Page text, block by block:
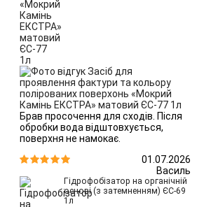
Брав просочення для сходів. Після
обробки вода відштовхується,
поверхня не намокає.


01.07.2026
Василь
Гідрофобізатор на органічній
основі (з затемненням) ЄС-69
1л